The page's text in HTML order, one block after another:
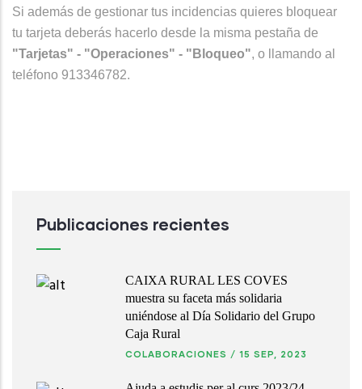
Si además de gestionar tus incidencias quieres bloquear
tu tarjeta deberás hacerlo desde la misma pestaña de
"Tarjetas" - "Operaciones" - "Bloqueo", o llamando al
teléfono 913346782.
Publicaciones recientes
CAIXA RURAL LES COVES
muestra su faceta más solidaria
uniéndose al Día Solidario del Grupo
Caja Rural
COLABORACIONES / 15 SEP, 2023